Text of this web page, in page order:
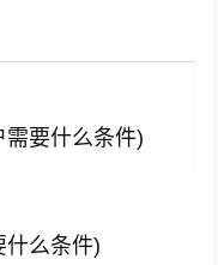
要什么条件)
什么条件)